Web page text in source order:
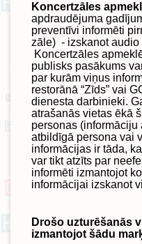
Koncertzāles
apdraudējuma
preventīvi informēti
zāle) - izskanot audio
Koncertzāles
publisks pasākums
par kurām viņus
restorānā “Zīds” vai
dienesta darbinieki.
atrašanās vietas ēkā
personas (informāciju
atbildīgā persona vai
informācijas ir tāda,
var tikt atzīts par
informēti izmantojot
informācijai izskanot
Drošo uzturēšanās
izmantojot šādu